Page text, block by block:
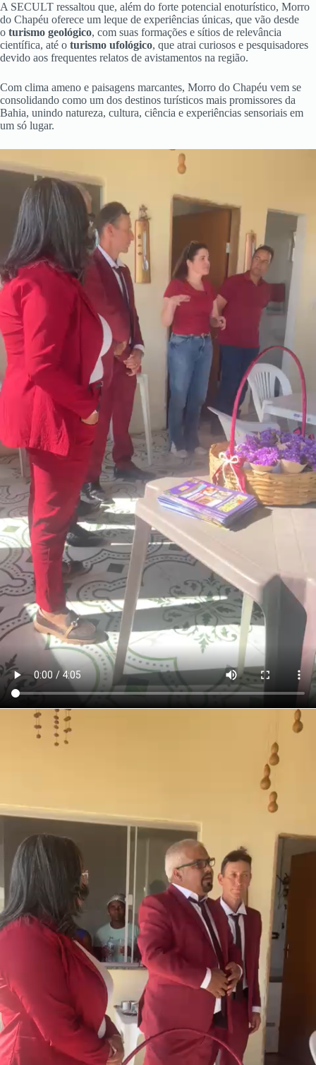
A SECULT ressaltou que, além do forte potencial enoturístico, Morro
do Chapéu oferece um leque de experiências únicas, que vão desde
o turismo geológico, com suas formações e sítios de relevância
científica, até o turismo ufológico, que atrai curiosos e pesquisadores
devido aos frequentes relatos de avistamentos na região.
Com clima ameno e paisagens marcantes, Morro do Chapéu vem se
consolidando como um dos destinos turísticos mais promissores da
Bahia, unindo natureza, cultura, ciência e experiências sensoriais em
um só lugar.